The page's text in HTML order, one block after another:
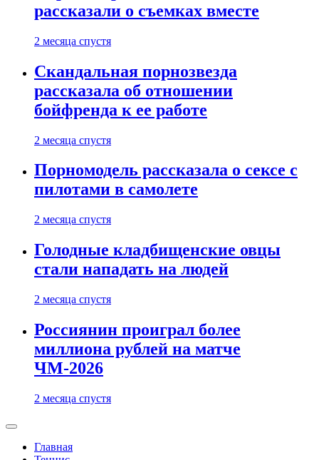
рассказали о съемках вместе
2 месяца спустя
Скандальная порнозвезда
рассказала об отношении
бойфренда к ее работе
2 месяца спустя
Порномодель рассказала о сексе с
пилотами в самолете
2 месяца спустя
Голодные кладбищенские овцы
стали нападать на людей
2 месяца спустя
Россиянин проиграл более
миллиона рублей на матче
ЧМ-2026
2 месяца спустя
Главная